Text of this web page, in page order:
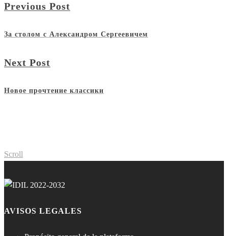
Previous Post
За столом с Александром Сергеевичем
Next Post
Новое прочтение классики
Scroll
AVISOS LEGALES